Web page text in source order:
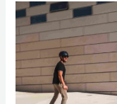
Pourquoi
opter
pour
un
quadricycle
électrique
pour